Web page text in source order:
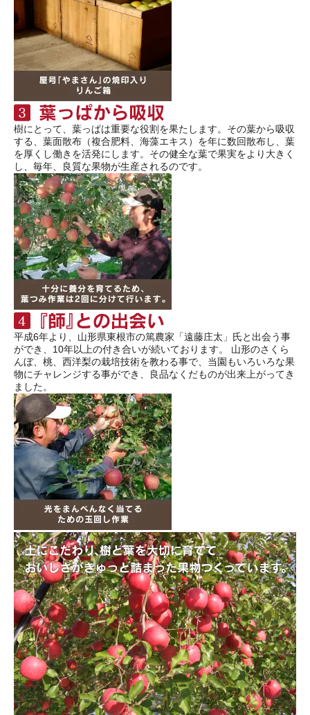
樹にとって、葉っぱは重要な役割を果たします。その葉から吸収
する、葉面散布（複合肥料、海藻エキス）を年に数回散布し、葉
を厚くし働きを活発にします。その健全な葉で果実をより大きく
し、毎年、良質な果物が生産されるのです。
平成6年より、山形県東根市の篤農家「遠藤庄太」氏と出会う事
ができ、10年以上の付き合いが続いております。 山形のさくら
んぼ、桃、西洋梨の栽培技術を教わる事で、当園もいろいろな果
物にチャレンジする事ができ、良品なくだものが出来上がってき
ました。